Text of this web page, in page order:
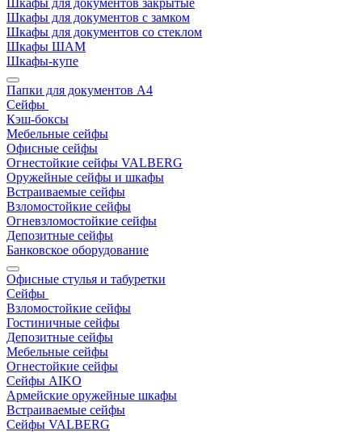
Шкафы для документов закрытые
Шкафы для документов с замком
Шкафы для документов со стеклом
Шкафы ШАМ
Шкафы-купе
Папки для документов A4
Сейфы
Кэш-боксы
Мебельные сейфы
Офисные сейфы
Огнестойкие сейфы VALBERG
Оружейные сейфы и шкафы
Встраиваемые сейфы
Взломостойкие сейфы
Огневзломостойкие сейфы
Депозитные сейфы
Банковское оборудование
Офисные стулья и табуретки
Сейфы
Взломостойкие сейфы
Гостиничные сейфы
Депозитные сейфы
Мебельные сейфы
Огнестойкие сейфы
Сейфы AIKO
Армейские оружейные шкафы
Встраиваемые сейфы
Сейфы VALBERG